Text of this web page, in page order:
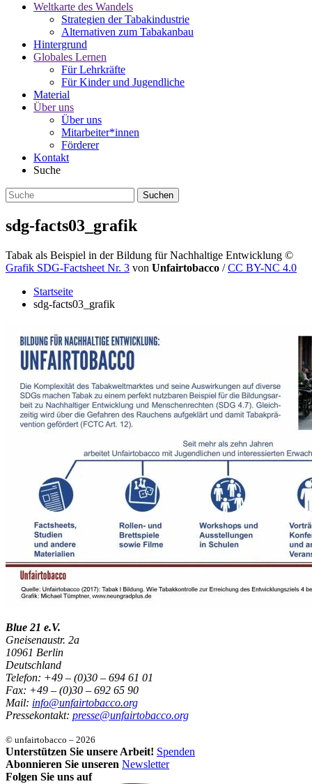
Weltkarte des Wandels
Strategien der Tabakindustrie
Alternativen zum Tabakanbau
Hintergrund
Globales Lernen
Für Lehrkräfte
Für Kinder und Jugendliche
Material
Über uns
Über uns
Mitarbeiter*innen
Förderer
Kontakt
Suche
sdg-facts03_grafik
Tabak als Beispiel in der Bildung für Nachhaltige Entwicklung ©
Grafik SDG-Factsheet Nr. 3 von Unfairtobacco /CC BY-NC 4.0
Startseite
sdg-facts03_grafik
Blue 21 e.V.
Gneisenaustr. 2a
10961 Berlin
Deutschland
Telefon: +49 – (0)30 – 694 61 01
Fax: +49 – (0)30 – 692 65 90
Mail: info@unfairtobacco.org
Pressekontakt: presse@unfairtobacco.org
© unfairtobacco – 2026
Unterstützen Sie unsere Arbeit! Spenden
Abonnieren Sie unseren Newsletter
Folgen Sie uns auf